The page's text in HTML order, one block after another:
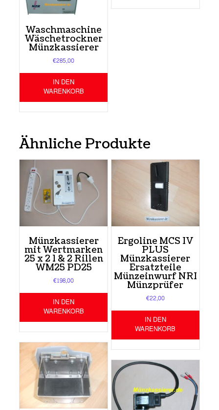
Waschmaschine
Wäschetrockner
Münzkassierer
€285,00
IN DEN
WARENKORB
Ähnliche Produkte
Münzkassierer
mit Wertmarken
25 x 2 1 & 2 Rillen
WM25 PD25
€198,00
IN DEN
WARENKORB
Ergoline MCS IV
PLUS
Münzkassierer
Ersatzteile
Münzeinwurf NRI
Münzprüfer
€22,00
IN DEN
WARENKORB